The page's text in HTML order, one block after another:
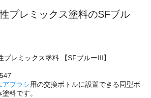
プレミックス塗料のSFブル
プレミックス塗料 【SFブルーIII】
アブラシ用の交換ボトルに設置できる同型ボ
料です。